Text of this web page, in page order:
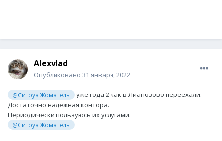
Alexvlad
Опубликовано 31 января, 2022
@Ситруа Жомапель
уже года 2 как в Лианозово переехали.
Достаточно надежная контора.
Периодически пользуюсь их услугами.
@Ситруа Жомапель